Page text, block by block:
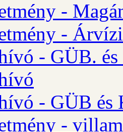
-
-
- GÜB.
- GÜB és
-